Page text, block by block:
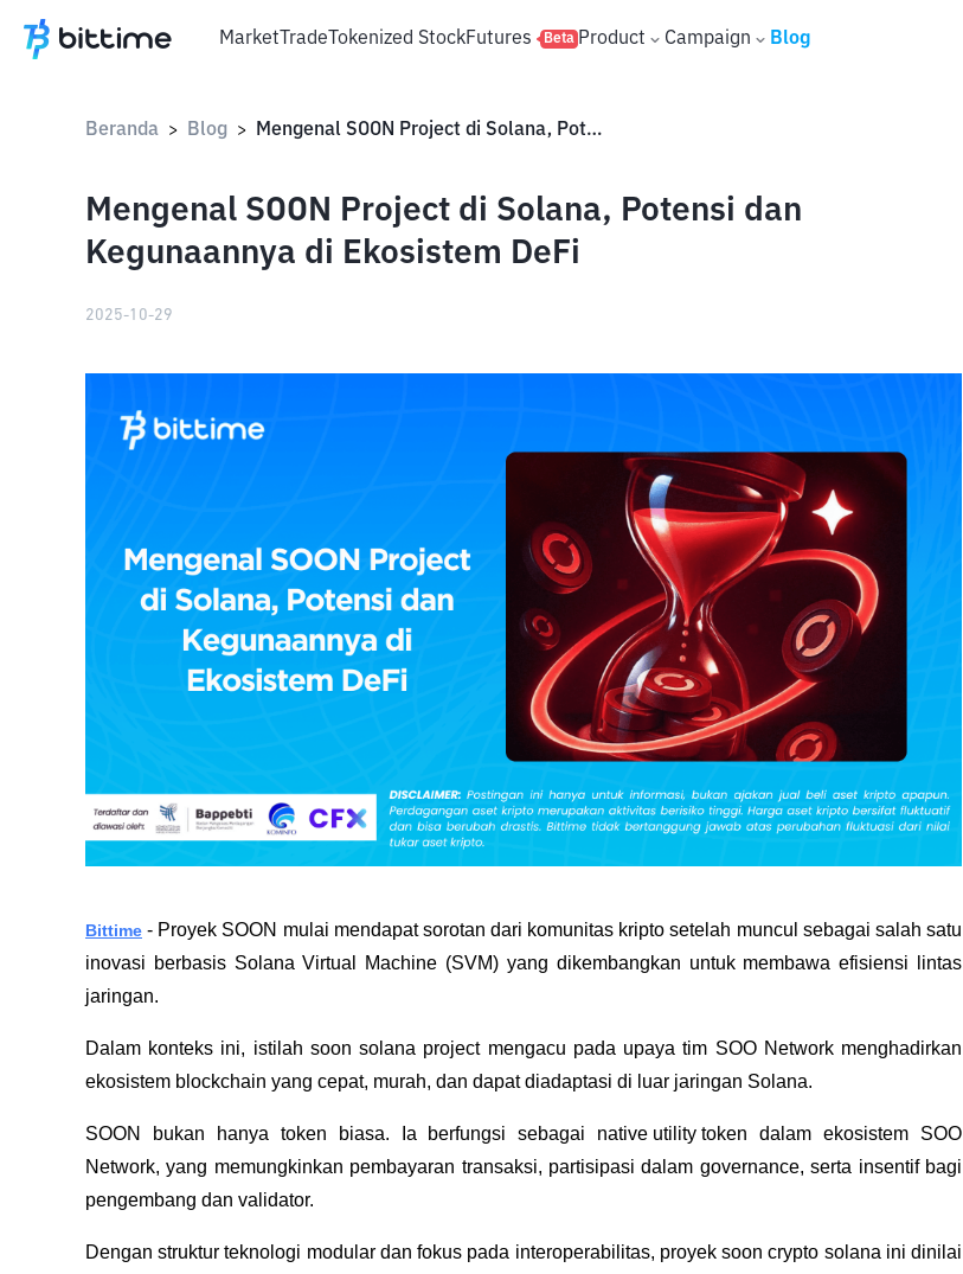
MarketTradeTokenized StockFutures Beta Product Campaign Blog
Beranda > Blog > Mengenal SOON Project di Solana, Potensi dan Kegunaannya di Ekosistem DeFi
Mengenal SOON Project di Solana, Potensi dan
Kegunaannya di Ekosistem DeFi
2025-10-29
Bittime - Proyek SOON mulai mendapat sorotan dari komunitas kripto setelah muncul sebagai salah satu
inovasi berbasis Solana Virtual Machine (SVM) yang dikembangkan untuk membawa efisiensi lintas
jaringan.
Dalam konteks ini, istilah soon solana project mengacu pada upaya tim SOO Network menghadirkan
ekosistem blockchain yang cepat, murah, dan dapat diadaptasi di luar jaringan Solana.
SOON bukan hanya token biasa. Ia berfungsi sebagai native utility token dalam ekosistem SOO
Network, yang memungkinkan pembayaran transaksi, partisipasi dalam governance, serta insentif bagi
pengembang dan validator.
Dengan struktur teknologi modular dan fokus pada interoperabilitas, proyek soon crypto solana ini dinilai